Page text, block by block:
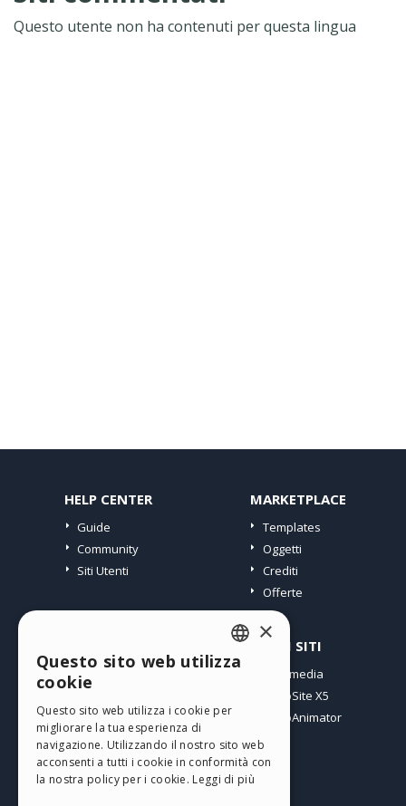
Questo utente non ha contenuti per questa lingua
HELP CENTER
Guide
Community
Siti Utenti
MARKETPLACE
Templates
Oggetti
Crediti
Offerte
I miei post
I miei Download
Spazio Web
I miei Crediti
ALTRI SITI
Incomedia
WebSite X5
WebAnimator
ENGLISH
SPANISH
PORTUGUESE
×
Questo sito web utilizza
cookie
Questo sito web utilizza i cookie per
migliorare la tua esperienza di
navigazione. Utilizzando il nostro sito web
acconsenti a tutti i cookie in conformità con
la nostra policy per i cookie. Leggi di più